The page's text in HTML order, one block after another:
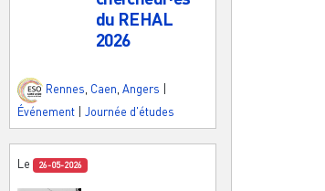
du REHAL
2026
Rennes, Caen, Angers
Événement
Journée d'études
Le 26-05-2026